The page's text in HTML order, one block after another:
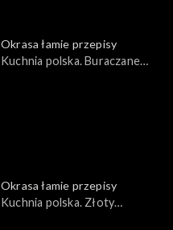
Okrasa łamie przepisy
Kuchnia polska. Buraczane
Okrasa łamie przepisy
Kuchnia polska. Złoty